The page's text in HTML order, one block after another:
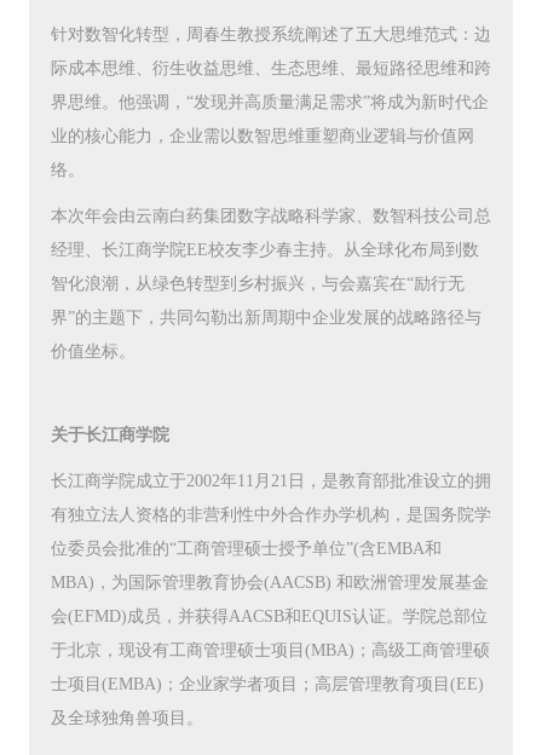
针对数智化转型，周春生教授系统阐述了五大思维范式：边
际成本思维、衍生收益思维、生态思维、最短路径思维和跨
界思维。他强调，“发现并高质量满足需求”将成为新时代企
业的核心能力，企业需以数智思维重塑商业逻辑与价值网
络。
本次年会由云南白药集团数字战略科学家、数智科技公司总
经理、长江商学院EE校友李少春主持。从全球化布局到数
智化浪潮，从绿色转型到乡村振兴，与会嘉宾在“励行无
界”的主题下，共同勾勒出新周期中企业发展的战略路径与
价值坐标。
关于长江商学院
长江商学院成立于2002年11月21日，是教育部批准设立的拥
有独立法人资格的非营利性中外合作办学机构，是国务院学
位委员会批准的“工商管理硕士授予单位”(含EMBA和
MBA)，为国际管理教育协会(AACSB) 和欧洲管理发展基金
会(EFMD)成员，并获得AACSB和EQUIS认证。学院总部位
于北京，现设有工商管理硕士项目(MBA)；高级工商管理硕
士项目(EMBA)；企业家学者项目；高层管理教育项目(EE)
及全球独角兽项目。